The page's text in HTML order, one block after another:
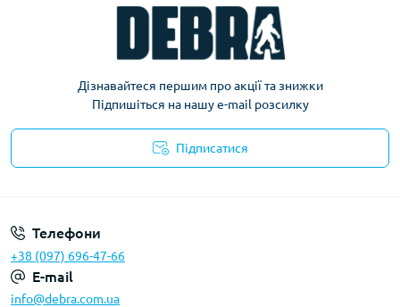
Дізнавайтеся першим про акції та знижки
Підпишіться на нашу e-mail розсилку
Підписатися
Телефони
+38 (097) 696-47-66
E-mail
info@debra.com.ua